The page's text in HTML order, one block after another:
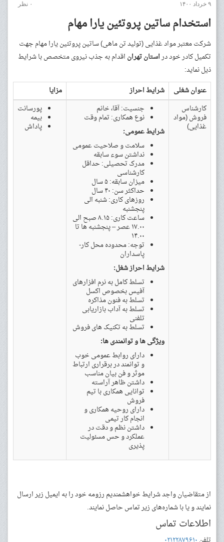
۹ خرداد ۱۴۰۰ ۰ نظر
استخدام ساتین پروتئین یارا مهام
شرکت معتبر مواد غذایی (تولید تن ماهی) ساتین پروتئین یارا مهام جهت
تکمیل کادر خود دراستان‌ تهران اقدام به جذب نیروی متخصص با شرایط
ذیل نماید:
عنوان شغلی
شرایط احراز
مزایا
کارشناس
فروش (مواد
غذایی)
جنسیت: آقا، خانم
نوع همکاری: تمام وقت
شرایط عمومی:
سلامت و صلاحیت عمومی
نداشتن سوء سابقه
مدرک تحصیلی: حداقل
کارشناسی
میزان سابقه: ۵ سال
حداکثر سن: ۴۰ سال
روزهای کاری: شنبه الی
پنجشنبه
ساعت کاری: ۸.۱۵ صبح الی
۱۷.۰۰ عصر – پنجشنبه ها تا
۱۴.۰۰
توجه: محدوده محل کار-
پاسداران
شرایط احراز شغل:
تسلط کامل به نرم افزارهای
آفیس بخصوص اکسل
تسلط به فنون مذاکره
تسلط به آداب بازاریابی
تلفنی
تسلط به تکنیک های فروش
ویژگی‌ ها و توانمندی‌ ها:
دارای روابط عمومی خوب
و توانمند در برقراری ارتباط
موثر و فن بیان مناسب
داشتن ظاهر آراسته
توانایی همکاری با تیم
فروش
دارای روحیه همکاری و
انجام کار تیمی
داشتن نظم و دقت در
عملکرد و حس مسئولیت
پذیری
پورسانت
بیمه
پاداش
از متقاضیان واجد شرایط خواهشمندیم رزومه خود را به ایمیل زیر ارسال
نمایند و یا ‌با شماره‌های زیر تماس حاصل نمایند.
اطلاعات تماس